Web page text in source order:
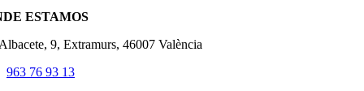
ESTAMOS
9, Extramurs, 46007 València
963 76 93 13